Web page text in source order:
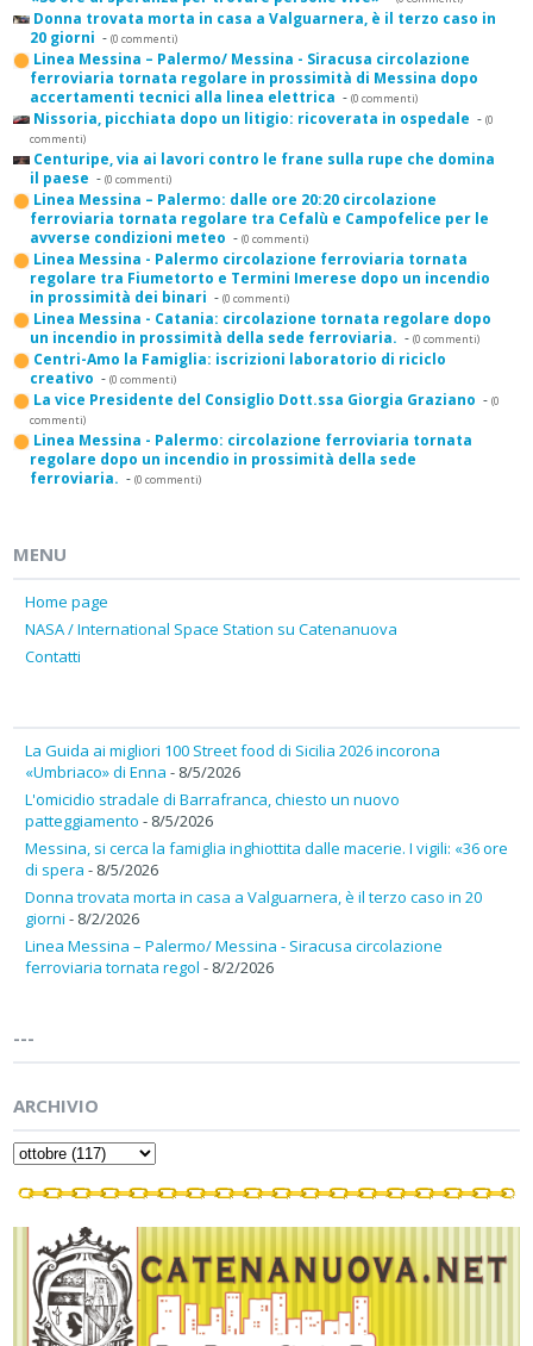
Donna trovata morta in casa a Valguarnera, è il terzo caso in
20 giorni - (0 commenti)
Linea Messina – Palermo/ Messina - Siracusa circolazione
ferroviaria tornata regolare in prossimità di Messina dopo
accertamenti tecnici alla linea elettrica - (0 commenti)
Nissoria, picchiata dopo un litigio: ricoverata in ospedale - (0
commenti)
Centuripe, via ai lavori contro le frane sulla rupe che domina
il paese - (0 commenti)
Linea Messina – Palermo: dalle ore 20:20 circolazione
ferroviaria tornata regolare tra Cefalù e Campofelice per le
avverse condizioni meteo - (0 commenti)
Linea Messina - Palermo circolazione ferroviaria tornata
regolare tra Fiumetorto e Termini Imerese dopo un incendio
in prossimità dei binari - (0 commenti)
Linea Messina - Catania: circolazione tornata regolare dopo
un incendio in prossimità della sede ferroviaria. - (0 commenti)
Centri-Amo la Famiglia: iscrizioni laboratorio di riciclo
creativo - (0 commenti)
La vice Presidente del Consiglio Dott.ssa Giorgia Graziano - (0
commenti)
Linea Messina - Palermo: circolazione ferroviaria tornata
regolare dopo un incendio in prossimità della sede
ferroviaria. - (0 commenti)
MENU
Home page
NASA / International Space Station su Catenanuova
Contatti
La Guida ai migliori 100 Street food di Sicilia 2026 incorona
«Umbriaco» di Enna - 8/5/2026
L'omicidio stradale di Barrafranca, chiesto un nuovo
patteggiamento - 8/5/2026
Messina, si cerca la famiglia inghiottita dalle macerie. I vigili: «36 ore
di spera - 8/5/2026
Donna trovata morta in casa a Valguarnera, è il terzo caso in 20
giorni - 8/2/2026
Linea Messina – Palermo/ Messina - Siracusa circolazione
ferroviaria tornata regol - 8/2/2026
---
ARCHIVIO